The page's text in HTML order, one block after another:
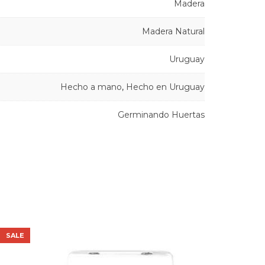
Madera
Madera Natural
Uruguay
Hecho a mano, Hecho en Uruguay
Germinando Huertas
SALE